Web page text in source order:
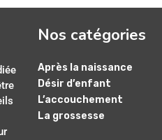
Nos catégories
Après la naissance
Désir d’enfant
L’accouchement
La grossesse